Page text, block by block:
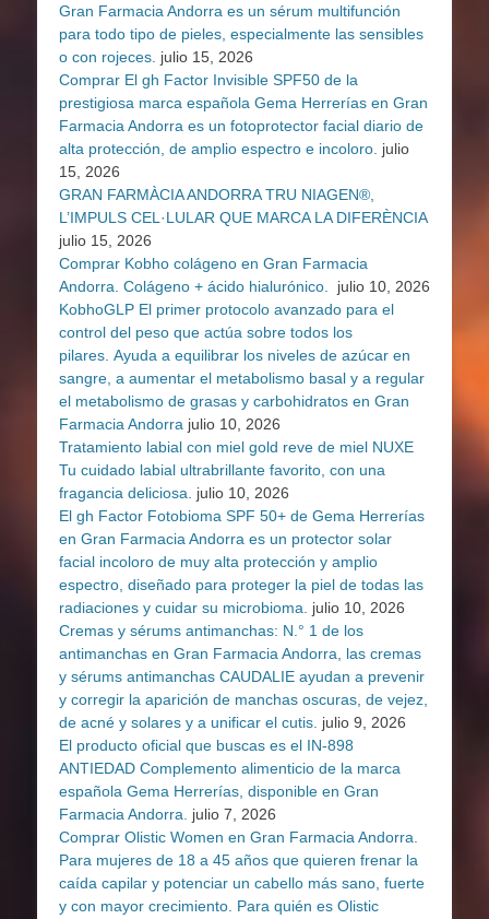
Gran Farmacia Andorra es un sérum multifunción
para todo tipo de pieles, especialmente las sensibles
o con rojeces. julio 15, 2026
Comprar El gh Factor Invisible SPF50 de la
prestigiosa marca española Gema Herrerías en Gran
Farmacia Andorra es un fotoprotector facial diario de
alta protección, de amplio espectro e incoloro. julio
15, 2026
GRAN FARMÀCIA ANDORRA TRU NIAGEN®,
L’IMPULS CEL·LULAR QUE MARCA LA DIFERÈNCIA
julio 15, 2026
Comprar Kobho colágeno en Gran Farmacia
Andorra. Colágeno + ácido hialurónico.
julio 10, 2026
KobhoGLP El primer protocolo avanzado para el
control del peso que actúa sobre todos los
pilares. Ayuda a equilibrar los niveles de azúcar en
sangre, a aumentar el metabolismo basal y a regular
el metabolismo de grasas y carbohidratos en Gran
Farmacia Andorra julio 10, 2026
Tratamiento labial con miel gold reve de miel NUXE
Tu cuidado labial ultrabrillante favorito, con una
fragancia deliciosa.
julio 10, 2026
El gh Factor Fotobioma SPF 50+ de Gema Herrerías
en Gran Farmacia Andorra es un protector solar
facial incoloro de muy alta protección y amplio
espectro, diseñado para proteger la piel de todas las
radiaciones y cuidar su microbioma.
julio 10, 2026
Cremas y sérums antimanchas: N.° 1 de los
antimanchas en Gran Farmacia Andorra, las cremas
y sérums antimanchas CAUDALIE ayudan a prevenir
y corregir la aparición de manchas oscuras, de vejez,
de acné y solares y a unificar el cutis. julio 9, 2026
El producto oficial que buscas es el IN-898
ANTIEDAD Complemento alimenticio de la marca
española Gema Herrerías, disponible en Gran
Farmacia Andorra.
julio 7, 2026
Comprar Olistic Women en Gran Farmacia Andorra.
Para mujeres de 18 a 45 años que quieren frenar la
caída capilar y potenciar un cabello más sano, fuerte
y con mayor crecimiento. Para quién es Olistic